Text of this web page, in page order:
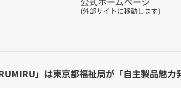
(外部サイトに移動します)
」は東京都福祉局が「自主製品魅